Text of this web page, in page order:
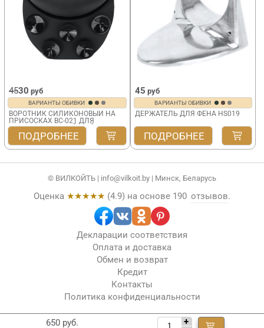
650 руб.
+
4530 руб
ВАРИАНТЫ ОБИВКИ
ВОРОТНИК СИЛИКОНОВЫЙ НА
ПРИСОСКАХ BC-021 ДЛЯ
ПАРИКМАХЕРСКОЙ МОЙКИ
ПОДРОБНЕЕ
45 руб
ВАРИАНТЫ ОБИВКИ
ДЕРЖАТЕЛЬ ДЛЯ ФЕНА HS019
ПОДРОБНЕЕ
© ВИЛКОЙТЬ | info@vilkoit.by | Минск, Беларусь
Оценка ★★★★★ (4.9) на основе 190 отзывов.
Декларации соответствия
Оплата и доставка
Обмен и возврат
Кредит
Контакты
Политика конфиденциальности